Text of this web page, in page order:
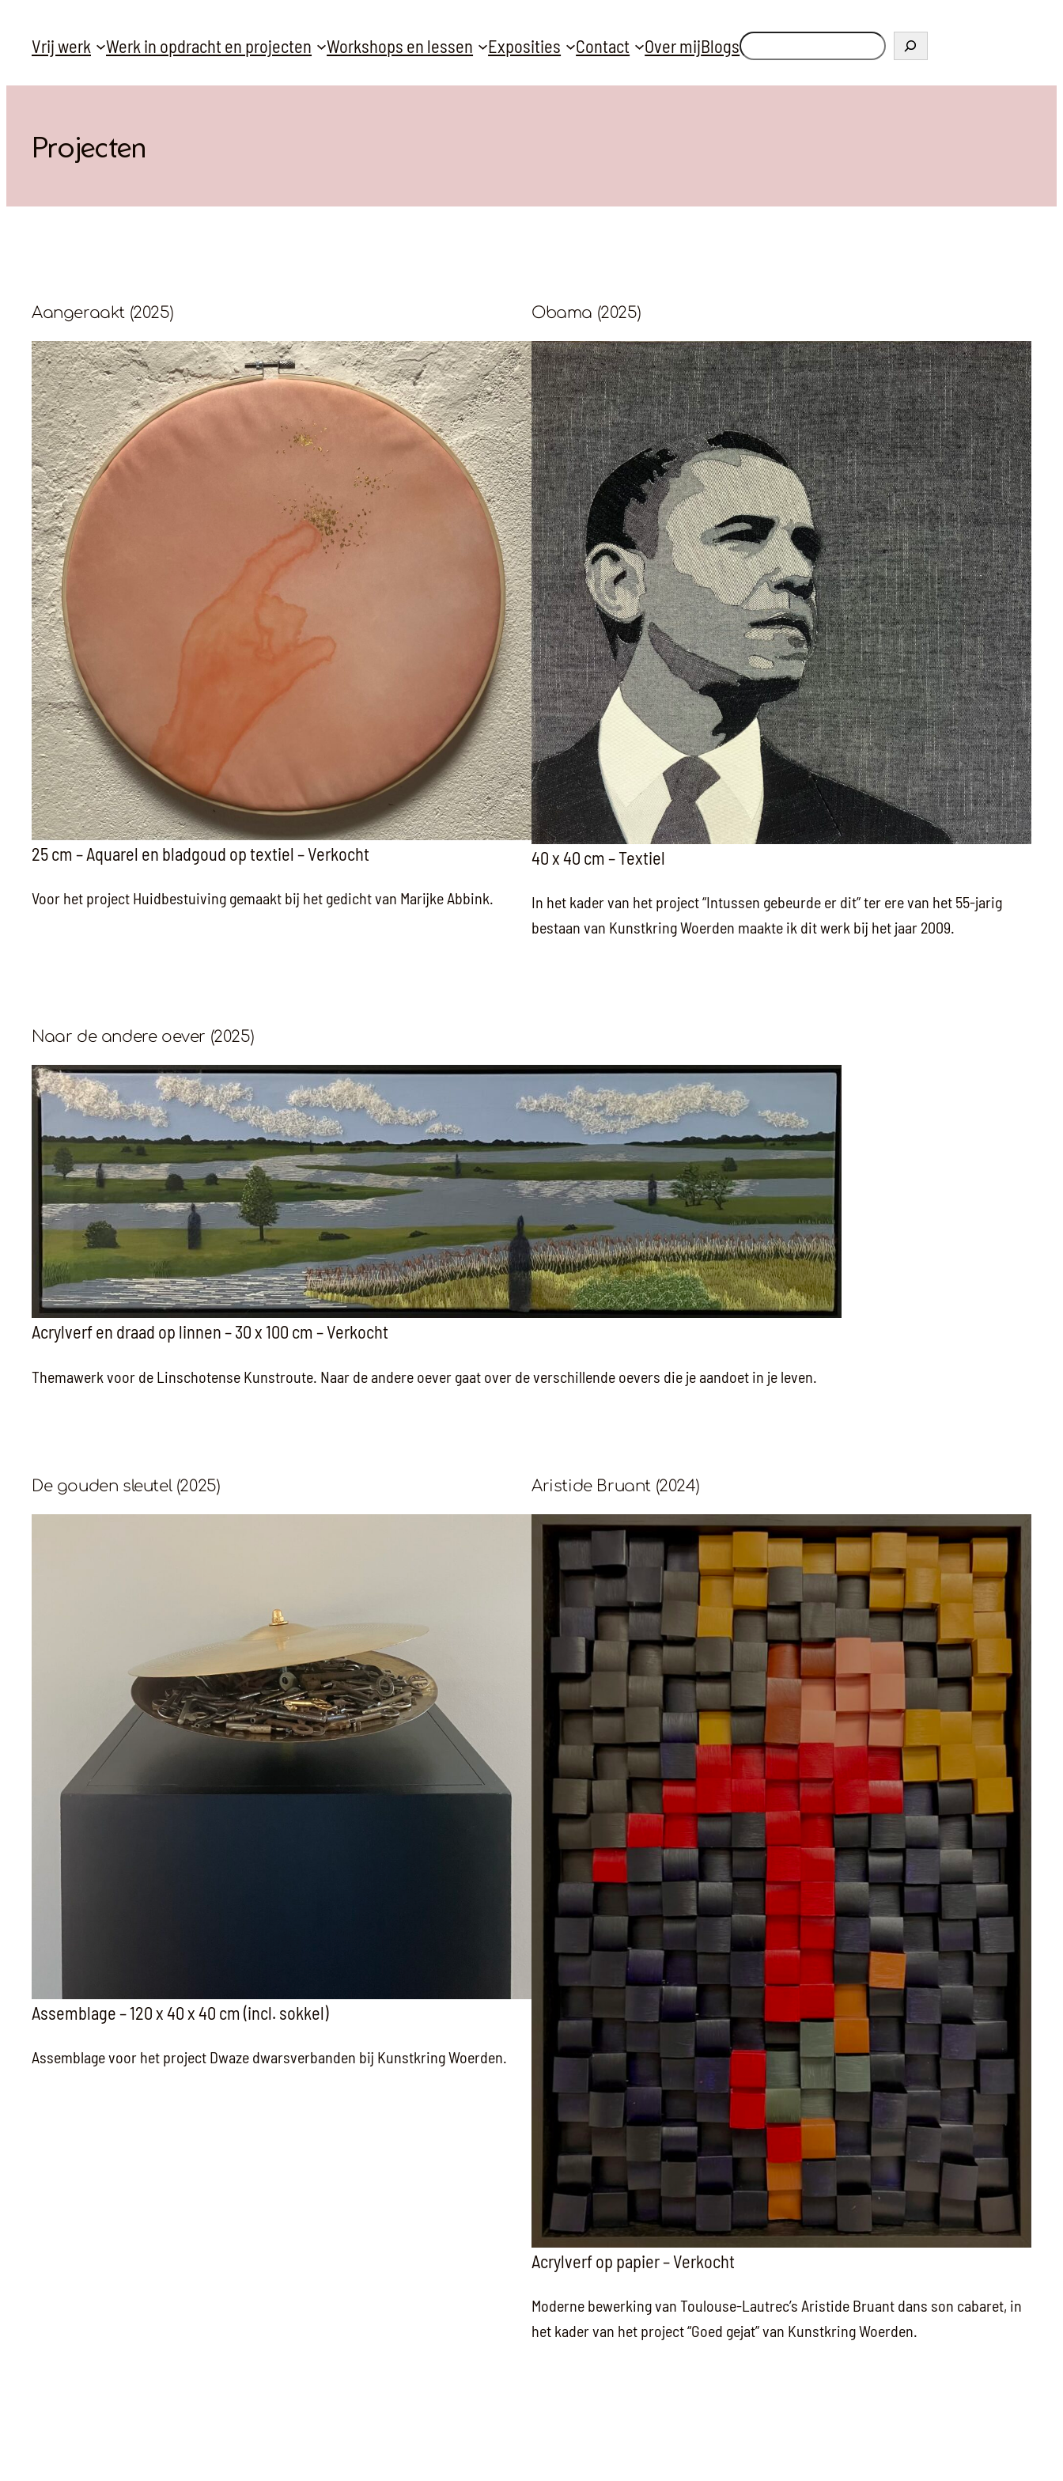
naarVrij werk Werk in opdracht en projecten Workshops en lessen Exposities Contact Over mijBlogsZoeken
Projecten
Aangeraakt (2025)
25 cm – Aquarel en bladgoud op textiel – Verkocht
Voor het project Huidbestuiving gemaakt bij het gedicht van Marijke Abbink.
Obama (2025)
40 x 40 cm – Textiel
In het kader van het project “Intussen gebeurde er dit” ter ere van het 55-jarig
bestaan van Kunstkring Woerden maakte ik dit werk bij het jaar 2009.
Naar de andere oever (2025)
Acrylverf en draad op linnen – 30 x 100 cm – Verkocht
Themawerk voor de Linschotense Kunstroute. Naar de andere oever gaat over de verschillende oevers die je aandoet in je leven.
De gouden sleutel (2025)
Assemblage – 120 x 40 x 40 cm (incl. sokkel)
Assemblage voor het project Dwaze dwarsverbanden bij Kunstkring Woerden.
Aristide Bruant (2024)
Acrylverf op papier – Verkocht
Moderne bewerking van Toulouse-Lautrec’s Aristide Bruant dans son cabaret, in
het kader van het project “Goed gejat” van Kunstkring Woerden.